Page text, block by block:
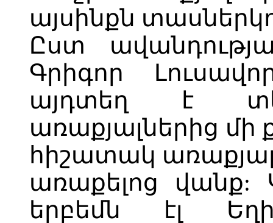
այսինքն
Ըստ
Գրիգոր
այդտեղ է
առաքյալներից մի
հիշատակ
առաքելոց վանք:
երբեմն էլ